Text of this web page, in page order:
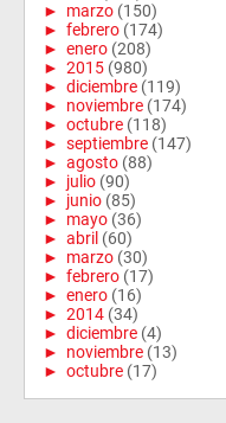
► marzo (150)
► febrero (174)
► enero (208)
► 2015 (980)
► diciembre (119)
► noviembre (174)
► octubre (118)
► septiembre (147)
► agosto (88)
► julio (90)
► junio (85)
► mayo (36)
► abril (60)
► marzo (30)
► febrero (17)
► enero (16)
► 2014 (34)
► diciembre (4)
► noviembre (13)
► octubre (17)